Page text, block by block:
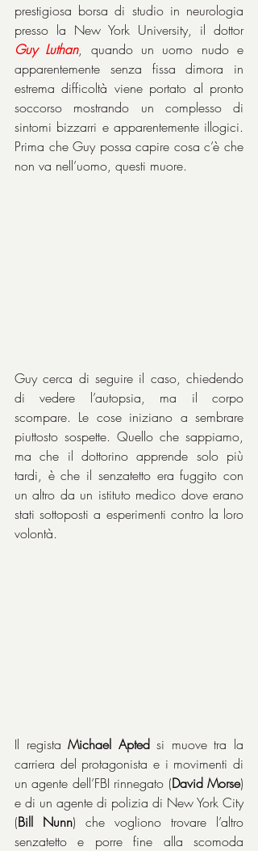
prestigiosa borsa di studio in neurologia
presso la New York University, il dottor
Guy Luthan, quando un uomo nudo e
apparentemente senza fissa dimora in
estrema difficoltà viene portato al pronto
soccorso mostrando un complesso di
sintomi bizzarri e apparentemente illogici.
Prima che Guy possa capire cosa c’è che
non va nell’uomo, questi muore.
Guy cerca di seguire il caso, chiedendo
di vedere l’autopsia, ma il corpo
scompare. Le cose iniziano a sembrare
piuttosto sospette. Quello che sappiamo,
ma che il dottorino apprende solo più
tardi, è che il senzatetto era fuggito con
un altro da un istituto medico dove erano
stati sottoposti a esperimenti contro la loro
volontà.
Il regista Michael Apted si muove tra la
carriera del protagonista e i movimenti di
un agente dell’FBI rinnegato (David Morse)
e di un agente di polizia di New York City
(Bill Nunn) che vogliono trovare l’altro
senzatetto e porre fine alla scomoda